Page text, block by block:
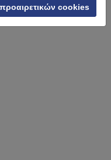
cookies